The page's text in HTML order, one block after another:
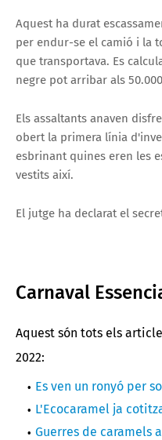
Aquest ha durat
per endur-se el camió i la
que transportava. Es
negre pot arribar als
Els assaltants anaven
obert la primera línia
esbrinant quines eren les
vestits així.
El jutge ha declarat el
Carnaval
Aquest són tots els
2022:
Es ven un ronyó per
L'Ecocaramel ja
Guerres de caramels